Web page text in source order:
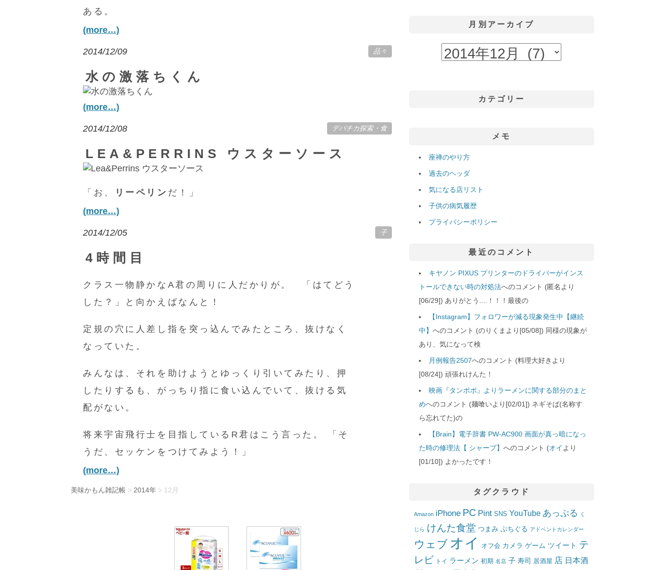
ある。
(more…)
2014/12/09 品々
水の激落ちくん
(more…)
2014/12/08 デパチカ探索・ 食
LEA&PERRINS ウスターソース
「お、 リーペリン だ！」
(more…)
2014/12/05 子
4時間目
クラス一物静かなA君の周りに人だかりが。 「はてどう
した？」と向かえばなんと！
定規の穴に人差し指を突っ込んでみたところ、抜けなく
なっていた。
みんなは、それを助けようとゆっくり引いてみたり、押
したりするも、がっちり指に食い込んでいて、抜ける気
配がない。
将来宇宙飛行士を目指しているR君はこう言った。 「そ
うだ、セッケンをつけてみよう！」
(more…)
美味かもん雑記帳 > 2014年 > 12月
月別アーカイブ
カテゴリー
メモ
座禅のやり方
過去のヘッダ
気になる店リスト
子供の病気履歴
プライバシーポリシー
最近のコメント
キヤノン PIXUS プリンターのドライバーがインス
トールできない時の対処法へのコメント (匿名より
[06/29]) ありがとう....！！！最後の
【Instagram】フォロワーが減る現象発生中【継続
中】へのコメント (のりくまより[05/08]) 同様の現象が
あり、気になって検
月例報告2507へのコメント (料理大好きより
[08/24]) 頑張れけんた！
映画『タンポポ』よりラーメンに関する部分のまと
めへのコメント (麺喰いより[02/01]) ネギそば(名称す
ら忘れてた)の
【Brain】電子辞書 PW-AC900 画面が真っ暗になっ
た時の修理法【 シャープ】へのコメント (オイ より
[01/10]) よかったです！
タグクラウド
Amazon iPhone PC Pint SNS YouTube あっぷる く
じら けんた食堂 つまみ ぷちぐる アドベントカレンダー
ウェブ オイ オフ会 カメラ ゲーム ツイート テ
レビ トイ ラーメン 初期 名店 子 寿司 居酒屋 店 日本酒